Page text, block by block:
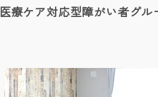
医療ケア対応型障がい者グル